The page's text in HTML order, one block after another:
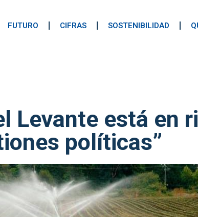
FUTURO CIFRAS SOSTENIBILIDAD
Levante está en
políticas”